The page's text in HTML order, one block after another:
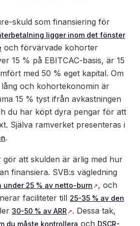
skuld som finansiering för
ligger inom det fönster
och förvärvade kohorter
15 % på EBITCAC-basis, är 15
med 50 % eget kapital. Om
och kohortekonomin är
15 % tyst ifrån avkastningen
du har köpt dyra pengar för att
Själva ramverket presenteras i
.
gör att skulden är ärlig med hur
finansiera. SVB:s vägledning
under 25 % av netto-burn
, och
faciliteter till 25-35 % av den
30-50 % av ARR
. Dessa tak,
du måste kontrollera och DSCR-